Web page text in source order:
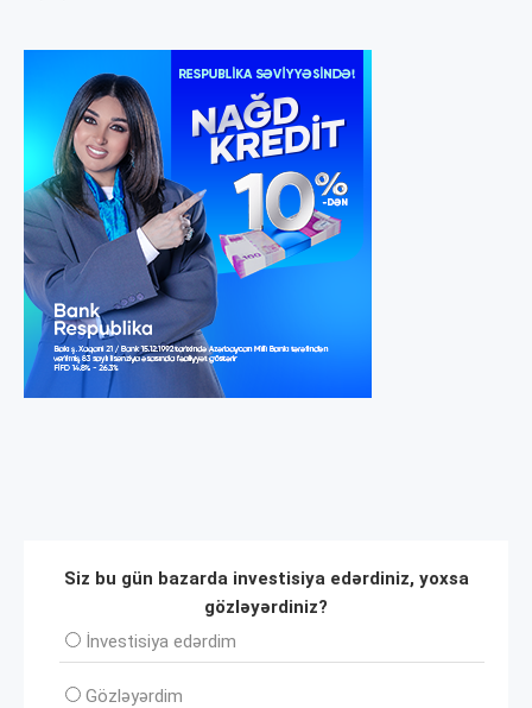
Siz bu gün bazarda investisiya edərdiniz, yoxsa
gözləyərdiniz?
İnvеstisiya edərdim
Gözləyərdim